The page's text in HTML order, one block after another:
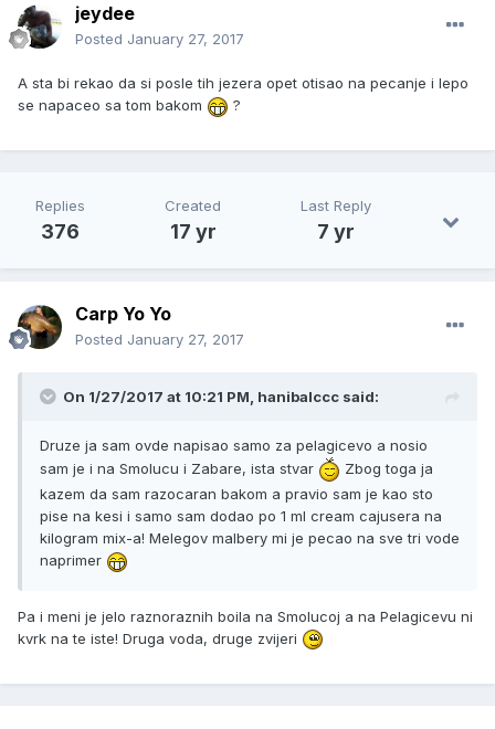
jeydee
Posted January 27, 2017
A sta bi rekao da si posle tih jezera opet otisao na pecanje i lepo
se napaceo sa tom bakom
?
Replies
376
Created
17 yr
Last Reply
7 yr
Carp Yo Yo
Posted January 27, 2017
On 1/27/2017 at 10:21 PM, hanibalccc said:
Druze ja sam ovde napisao samo za pelagicevo a nosio
sam je i na Smolucu i Zabare, ista stvar
Zbog toga ja
kazem da sam razocaran bakom a pravio sam je kao sto
pise na kesi i samo sam dodao po 1 ml cream cajusera na
kilogram mix-a! Melegov malbery mi je pecao na sve tri vode
naprimer
Pa i meni je jelo raznoraznih boila na Smolucoj a na Pelagicevu ni
kvrk na te iste! Druga voda, druge zvijeri